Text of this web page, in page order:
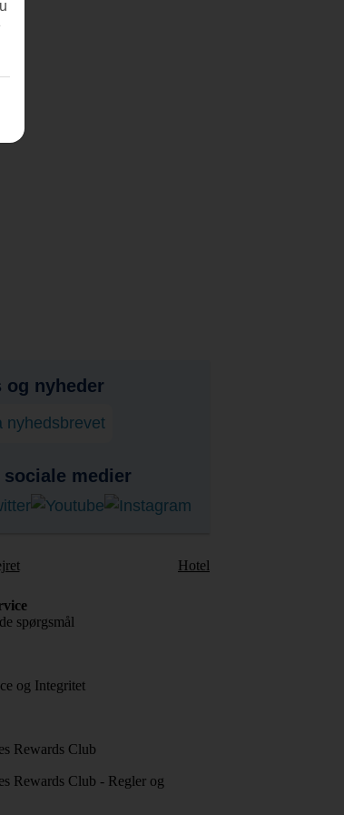
nyheder
nyhedsbrevet
medier
Hotel
spørgsmål
og Integritet
Rewards Club
Rewards Club - Regler og